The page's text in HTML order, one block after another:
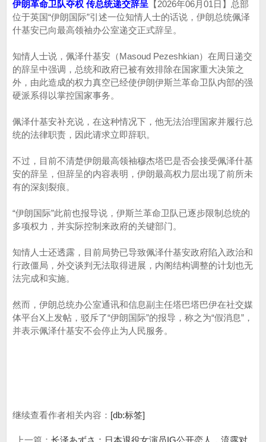
伊朗革命卫队夺权 传总统递交辞呈 【2026年06月01日】总部
位于英国“伊朗国际”引述一位知情人士的话说，伊朗总统佩泽
什基安已向最高领袖办公室递交正式辞呈。
知情人士说，佩泽什基安（Masoud Pezeshkian）在周日递交
的辞呈中强调，总统和政府已被有效排除在国家重大决策之
外，由此造成的权力真空已经使伊朗伊斯兰革命卫队内部的强
硬派系得以掌控国家事务。
佩泽什基安补充说，在这种情况下，他无法治理国家并履行总
统的法律职责，因此请求立即辞职。
不过，目前不清楚伊朗最高领袖穆杰塔巴是否会接受佩泽什基
安的辞呈，但辞呈的内容表明，伊朗最高权力层出现了前所未
有的深刻裂痕。
“伊朗国际”此前也报导说，伊斯兰革命卫队已逐步限制总统的
多项权力，并实际控制来政府的关键部门。
知情人士还透露，目前局势已导致佩泽什基安政府陷入政治和
行政僵局，外交谈判无法取得进展，内阁结构调整的计划也无
法完成和实施。
然而，伊朗总统办公室通讯和信息副主任塔巴塔巴伊在社交媒
体平台X上发帖，驳斥了“伊朗国际”的报导，称之为“假消息”，
并表示佩泽什基安不会停止为人民服务。
继续查看作者相关内容： [db:标签]
上一篇： 长泽あずさ：日本退役女演员IG公开恋人，流露对